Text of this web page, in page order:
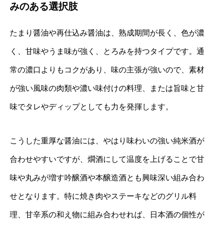
みのある選択肢
たまり醤油や再仕込み醤油は、熟成期間が長く、色が濃
く、甘味やうま味が強く、とろみを持つタイプです。通
常の濃口よりもコクがあり、味の主張が強いので、素材
が強い風味の肉類や濃い味付けの料理、または旨味と甘
味でタレやディップとしても力を発揮します。
こうした重厚な醤油には、やはり味わいの強い純米酒が
合わせやすいですが、燗酒にして温度を上げることで甘
味や丸みが増す吟醸酒や本醸造酒とも興味深い組み合わ
せとなります。特に焼き肉やステーキなどのグリル料
理、甘辛系の和え物に組み合わせれば、日本酒の個性が